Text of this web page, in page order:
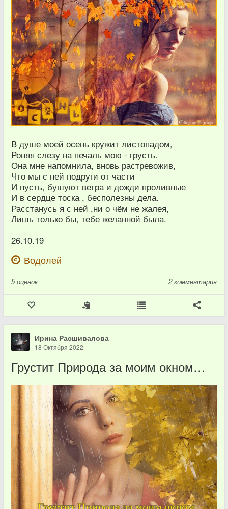
В душе моей осень кружит листопадом,
Роняя слезу на печаль мою - грусть.
Она мне напомнила, вновь растревожив,
Что мы с ней подруги от части
И пусть, бушуют ветра и дожди проливные
И в сердце тоска , бесполезны дела.
Расстанусь я с ней ,ни о чём не жалея,
Лишь только бы, тебе желанной была.
26.10.19
Водолей
5 оценок 2 комментария
Ирина Расшивалова
18 Октября 2022
Грустит Природа за моим окном…